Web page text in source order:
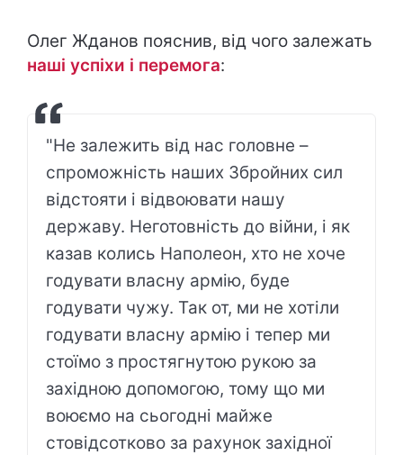
Олег Жданов пояснив, від чого залежать
наші успіхи і перемога:
"Не залежить від нас головне –
спроможність наших Збройних сил
відстояти і відвоювати нашу
державу. Неготовність до війни, і як
казав колись Наполеон, хто не хоче
годувати власну армію, буде
годувати чужу. Так от, ми не хотіли
годувати власну армію і тепер ми
стоїмо з простягнутою рукою за
західною допомогою, тому що ми
воюємо на сьогодні майже
стовідсотково за рахунок західної